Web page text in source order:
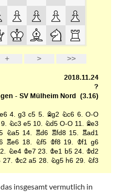
das insgesamt vermutlich in